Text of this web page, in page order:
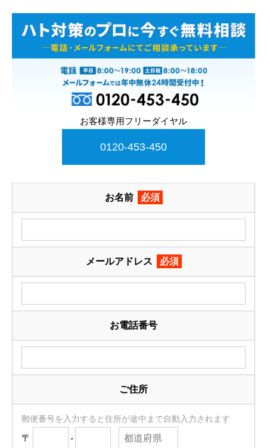
お客様専用フリーダイヤル
0120-453-450
お名前 必須
メールアドレス 必須
お電話番号
ご住所
郵便番号を入力すると住所が途中まで自動入力されます
〒 -